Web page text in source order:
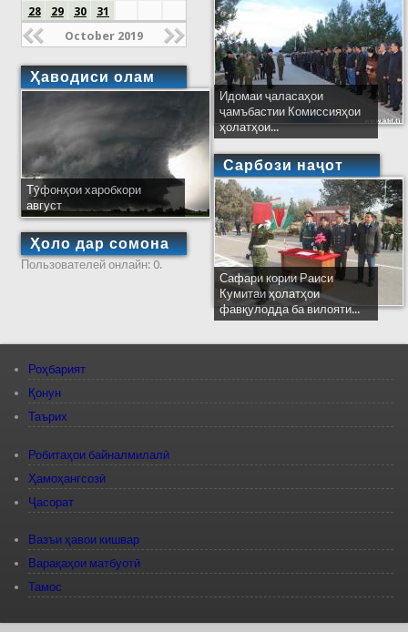
28
29 30 31
October 2019
Ҳаводиси олам
Тӯфонҳои харобкори
август
Ҳоло дар сомона
Пользователей онлайн: 0.
Идомаи ҷаласаҳои
ҷамъбастии Комиссияҳои
ҳолатҳои...
Сарбози наҷот
Сафари кории Раиси
Кумитаи ҳолатҳои
фавқулодда ба вилояти...
Роҳбарият
Қонун
Таърих
Робитаҳои байналмилалӣ
Ҳамоҳангсозӣ
Ҷасорат
Вазъи ҳавои кишвар
Варақаҳои матбуотӣ
Тамос